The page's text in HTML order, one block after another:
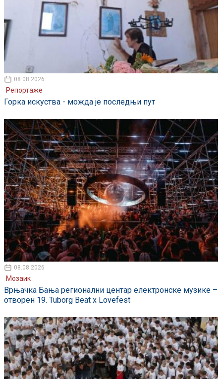
08.08.2026
Репортаже
Горка искуства - можда је последњи пут
08.08.2026
Мозаик
Врњачка Бања регионални центар електронске музике –
отворен 19. Tuborg Beat x Lovefest